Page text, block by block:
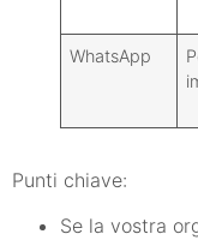
WhatsApp
Punti chiave:
Se la vostra